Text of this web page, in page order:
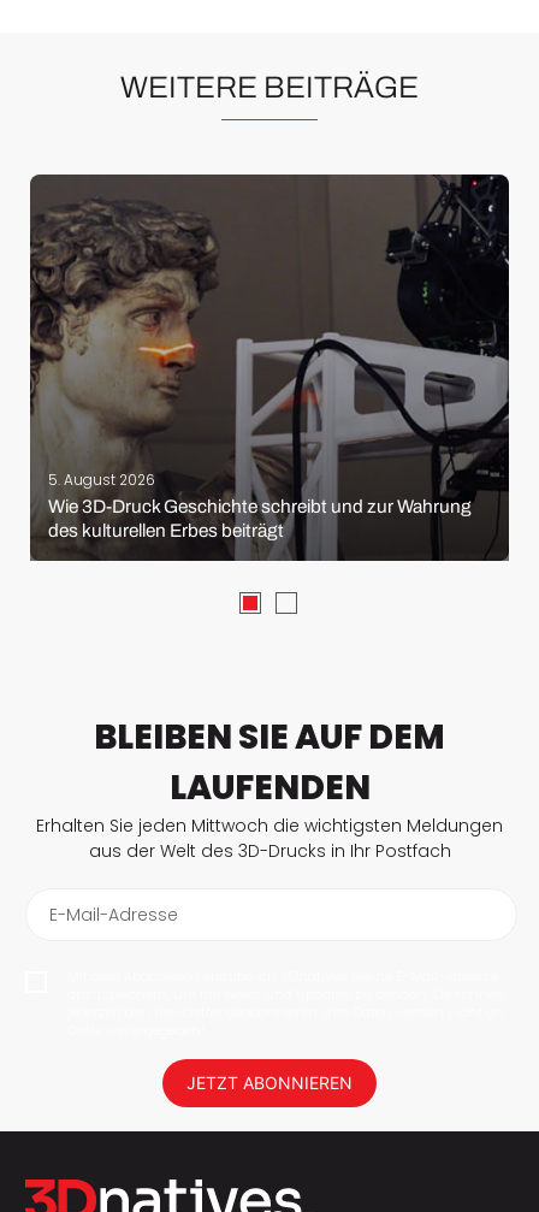
WEITERE BEITRÄGE
5. August 2026
Wie 3D-Druck Geschichte schreibt und zur Wahrung
des kulturellen Erbes beiträgt
BLEIBEN SIE AUF DEM
LAUFENDEN
Erhalten Sie jeden Mittwoch die wichtigsten Meldungen
aus der Welt des 3D-Drucks in Ihr Postfach
E-Mail-Adresse
JETZT ABONNIEREN